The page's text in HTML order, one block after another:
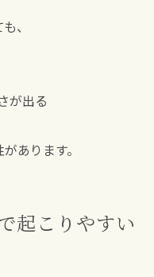
、
が出る
あります。
起こりやすい